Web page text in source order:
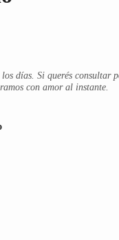
días. Si querés consultar
con amor al instante.